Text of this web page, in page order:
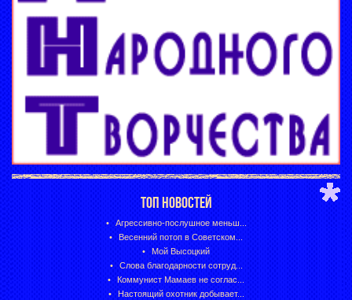
ТОП НОВОСТЕЙ
Агрессивно-послушное меньш...
Весенний потоп в Советском...
Мой Высоцкий
Слова благодарности сотруд...
Коммунист Мамаев не соглас...
Настоящий охотник добывает...